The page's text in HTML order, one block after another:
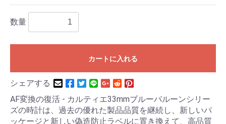
数量
カートに入れる
シェアする
AF変換の復活 - カルティエ33mmブルーバルーンシリー
ズの時計は、過去の優れた製品品質を継続し、新しいパ
ッケージと新しい偽造防止ラベルに置き換えて、高品質